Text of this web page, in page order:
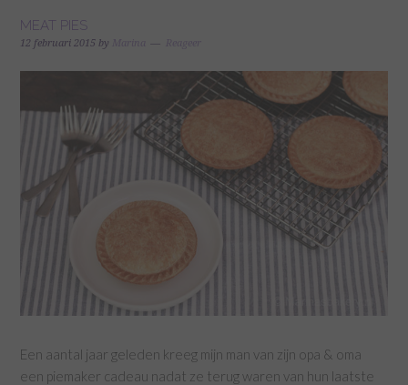
MEAT PIES
12 februari 2015 by Marina Reageer
Een aantal jaar geleden kreeg mijn man van zijn opa & oma
een piemaker cadeau nadat ze terug waren van hun laatste